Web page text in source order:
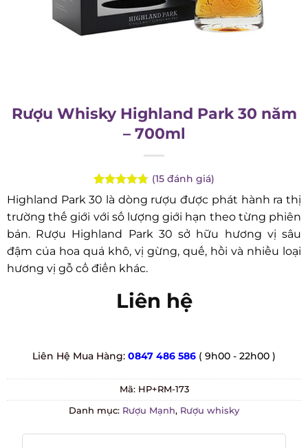
Rượu Whisky Highland Park 30
năm – 700ml
Rated 4.73
out of 5
based on
15
customer
ratings
( 15đánh giá)
Highland Park 30 là dòng rượu được phát hành ra
thị trường thế giới với số lượng giới hạn theo từng
phiên bản. Rượu Highland Park 30 sở hữu hương vị
sâu đậm của hoa quả khô, vị gừng, quế, hồi và
nhiều loại hương vị gỗ cổ điển khác.
Liên hệ
Liên Hệ Mua Hàng:0847 486 586 ( 9h00 - 22h00 )
Mã:HP+RM-173
Danh mục:Rượu Mạnh,Rượu whisky